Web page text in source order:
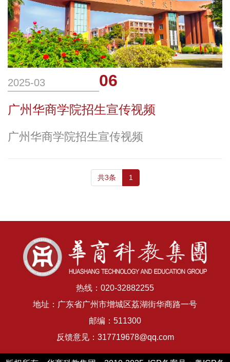
2025-03 06
广州华商学院招生宣传视频
广州华商学院招生宣传视频
共3条 1
热线：020-32882255
地址：广东省广州市增城区荔湖街华商路一号
邮编：511300
反馈意见：317719678@qq.com